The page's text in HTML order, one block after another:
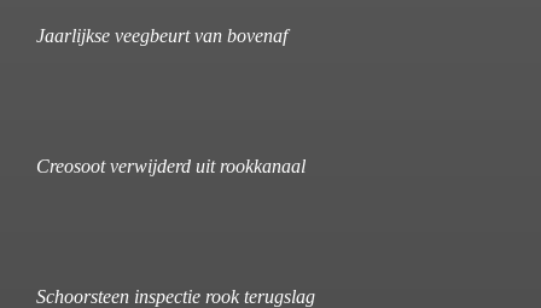
Jaarlijkse veegbeurt van bovenaf
Creosoot verwijderd uit rookkanaal
Schoorsteen inspectie rook terugslag